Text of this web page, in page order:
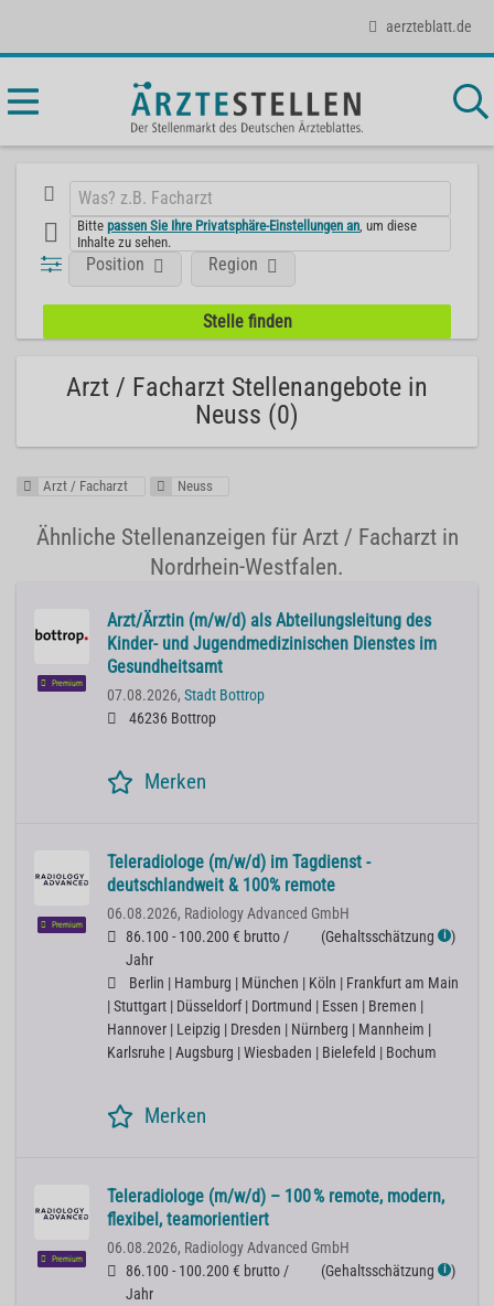
aerzteblatt.de
Bittepassen Sie Ihre Privatsphäre-Einstellungen an , um diese
Inhalte zu sehen.
Position Region
Arzt / Facharzt Stellenangebote in
Neuss (0)
Arzt / Facharzt Neuss
Ähnliche Stellenanzeigen für Arzt / Facharzt in
Nordrhein-Westfalen.
Premium
Arzt/Ärztin (m/w/d) als Abteilungsleitung des
Kinder- und Jugendmedizinischen Dienstes im
Gesundheitsamt
07.08.2026, Stadt Bottrop
46236 Bottrop
Merken
Premium
Teleradiologe (m/w/d) im Tagdienst -
deutschlandweit & 100% remote
06.08.2026, Radiology Advanced GmbH
86.100 - 100.200 € brutto /
Jahr
(Gehaltsschätzung ℹ )
Berlin | Hamburg | München | Köln | Frankfurt am Main
| Stuttgart | Düsseldorf | Dortmund | Essen | Bremen |
Hannover | Leipzig | Dresden | Nürnberg | Mannheim |
Karlsruhe | Augsburg | Wiesbaden | Bielefeld | Bochum
Merken
Premium
Teleradiologe (m/w/d) – 100 % remote, modern,
flexibel, teamorientiert
06.08.2026, Radiology Advanced GmbH
86.100 - 100.200 € brutto /
Jahr
(Gehaltsschätzung ℹ )